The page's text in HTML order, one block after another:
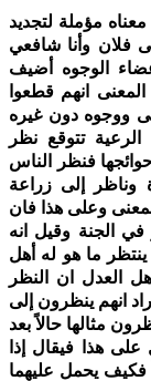
معناه مؤملة لتجديد
فلان وأنا شافعي
الوجوه أضيف
المعنى انهم قطعوا
ووجوه دون غيره
تتوقع نظر
فنظر الناس
وناظر إلى زراعة
وعلى هذا فان
في الجنة وقيل انه
ما هو له أهل
العدل ان النظر
انهم ينظرون إلى
مثالها حالاً بعد
هذا فيقال إذا
فكيف يحمل عليهما